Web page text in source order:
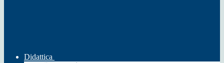
Didattica